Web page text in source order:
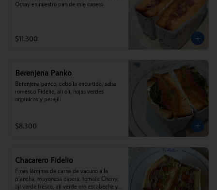
Octay en nuestro pan de mie casero.
$11.300
Berenjena Panko
Berenjena panco, cebolla encurtida, salsa
romesco Fidelio, ali oli, hojas verdes
orgánicas y perejil.
$8.300
Chacarero Fidelio
Finas láminas de carne de vacuno a la
plancha, mayonesa casera, tomate Cherry,
ají verde fresco, ají verde oro escabeche y